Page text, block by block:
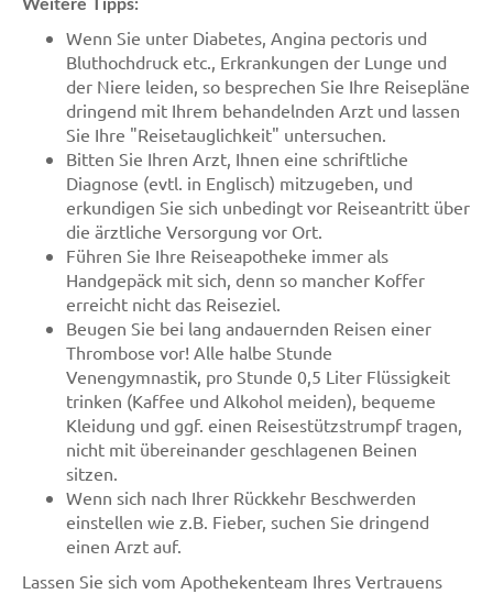
Weitere Tipps:
Wenn Sie unter Diabetes, Angina pectoris und
Bluthochdruck etc., Erkrankungen der Lunge und
der Niere leiden, so besprechen Sie Ihre Reisepläne
dringend mit Ihrem behandelnden Arzt und lassen
Sie Ihre "Reisetauglichkeit" untersuchen.
Bitten Sie Ihren Arzt, Ihnen eine schriftliche
Diagnose (evtl. in Englisch) mitzugeben, und
erkundigen Sie sich unbedingt vor Reiseantritt über
die ärztliche Versorgung vor Ort.
Führen Sie Ihre Reiseapotheke immer als
Handgepäck mit sich, denn so mancher Koffer
erreicht nicht das Reiseziel.
Beugen Sie bei lang andauernden Reisen einer
Thrombose vor! Alle halbe Stunde
Venengymnastik, pro Stunde 0,5 Liter Flüssigkeit
trinken (Kaffee und Alkohol meiden), bequeme
Kleidung und ggf. einen Reisestützstrumpf tragen,
nicht mit übereinander geschlagenen Beinen
sitzen.
Wenn sich nach Ihrer Rückkehr Beschwerden
einstellen wie z.B. Fieber, suchen Sie dringend
einen Arzt auf.
Lassen Sie sich vom Apothekenteam Ihres Vertrauens